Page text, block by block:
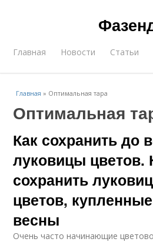
Главная Новости Статьи
Главная » Оптимальная тара
Оптимальная
Как сохранить до
луковицы цветов.
сохранить
цветов,
весны
Очень часто начинающие